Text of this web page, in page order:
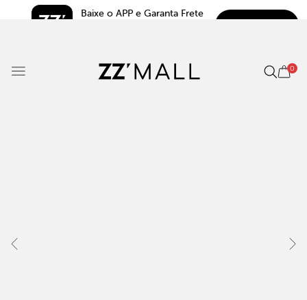
Baixe o APP e Garanta Frete
0